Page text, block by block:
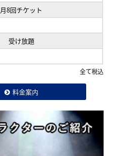
月8回チケット
受け放題
全て税込
料金案内